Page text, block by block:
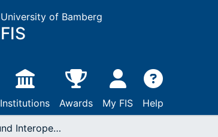
University of Bamberg
FIS
Institutions Awards My FIS Help
Integration und Interoperabilität von Anwendungssystemen : Vortrag an der Universität Erlangen-Nürnberg, Januar 2003